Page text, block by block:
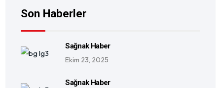
Son Haberler
Sağnak Haber
Ekim 23, 2025
Sağnak Haber